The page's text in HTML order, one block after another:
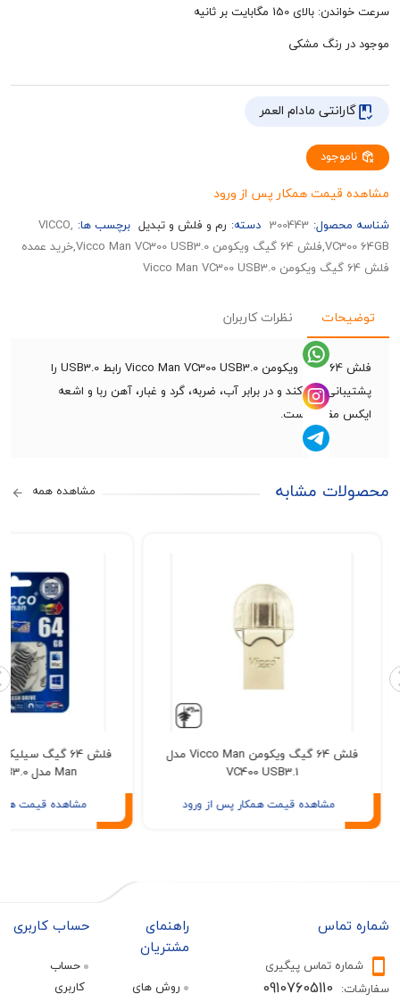
150 مگابایت بر ثانیه
رنگ مشکی
مادام العمر
همکار پس از ورود
300443 دسته: رم و فلش و تبدیل برچسب ها:
,VICCO
VC300 64GB,فلش 64 گیگ ویکومن Vicco Man VC300 USB3.0,خرید عمده
نظرات کاربران
فلش 64 گیگ ویکومن Vicco Man VC300 USB3.0 رابط USB3.0 را
می کند و در برابر آب، ضربه، گرد و غبار، آهن ربا و اشعه
مقاوم است.
مشابه مشاهده همه
فلش 64 گیگ ویکومن Vicco Man مدل
VC400 USB3.1
مشاهده قیمت همکار پس از ورود مشاهده قیمت همکار پس از
تماس پیگیری
09107605110
روش های
حساب کاربری
کاربری